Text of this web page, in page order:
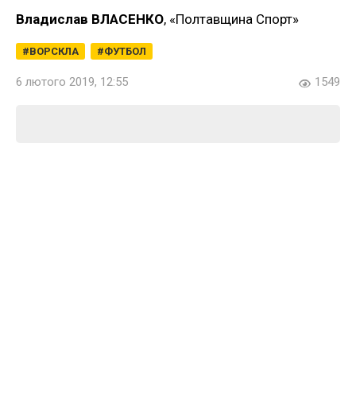
Владислав ВЛАСЕНКО, «Полтавщина Спорт»
ВОРСКЛА ФУТБОЛ
6 лютого 2019, 12:55 1549